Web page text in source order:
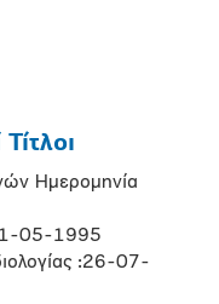
Ημερομηνία
05-1995
:26-07-